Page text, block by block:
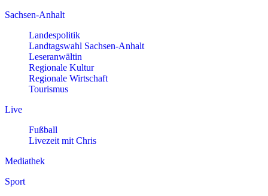
Sachsen-Anhalt
Landespolitik
Landtagswahl Sachsen-Anhalt
Leseranwältin
Regionale Kultur
Regionale Wirtschaft
Tourismus
Live
Fußball
Livezeit mit Chris
Mediathek
Sport